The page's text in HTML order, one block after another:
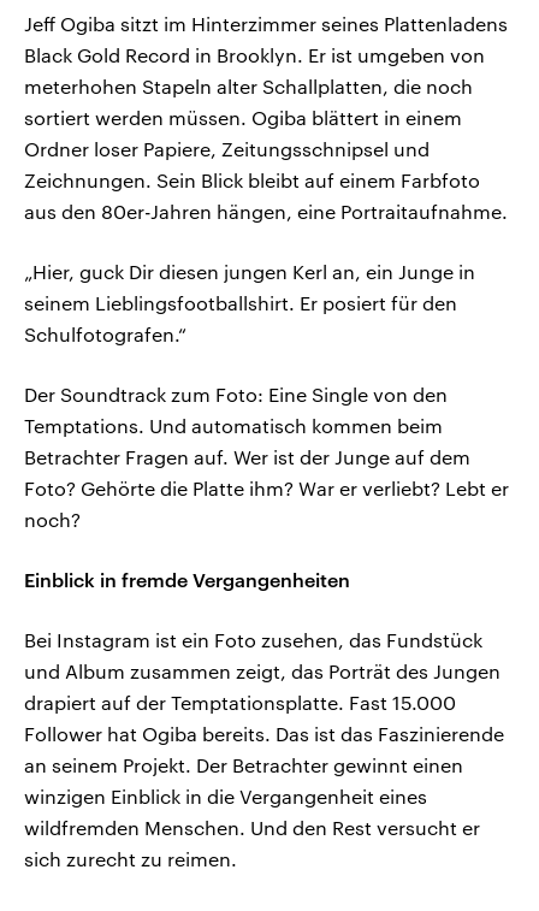
Jeff Ogiba sitzt im Hinterzimmer seines Plattenladens
Black Gold Record in Brooklyn. Er ist umgeben von
meterhohen Stapeln alter Schallplatten, die noch
sortiert werden müssen. Ogiba blättert in einem
Ordner loser Papiere, Zeitungsschnipsel und
Zeichnungen. Sein Blick bleibt auf einem Farbfoto
aus den 80er-Jahren hängen, eine Portraitaufnahme.
„Hier, guck Dir diesen jungen Kerl an, ein Junge in
seinem Lieblingsfootballshirt. Er posiert für den
Schulfotografen.“
Der Soundtrack zum Foto: Eine Single von den
Temptations. Und automatisch kommen beim
Betrachter Fragen auf. Wer ist der Junge auf dem
Foto? Gehörte die Platte ihm? War er verliebt? Lebt er
noch?
Einblick in fremde Vergangenheiten
Bei Instagram ist ein Foto zusehen, das Fundstück
und Album zusammen zeigt, das Porträt des Jungen
drapiert auf der Temptationsplatte. Fast 15.000
Follower hat Ogiba bereits. Das ist das Faszinierende
an seinem Projekt. Der Betrachter gewinnt einen
winzigen Einblick in die Vergangenheit eines
wildfremden Menschen. Und den Rest versucht er
sich zurecht zu reimen.